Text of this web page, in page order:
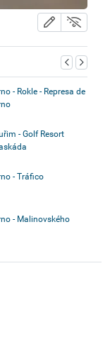
- Rokle - Represa de
- Golf Resort
- Tráfico
- Malinovského